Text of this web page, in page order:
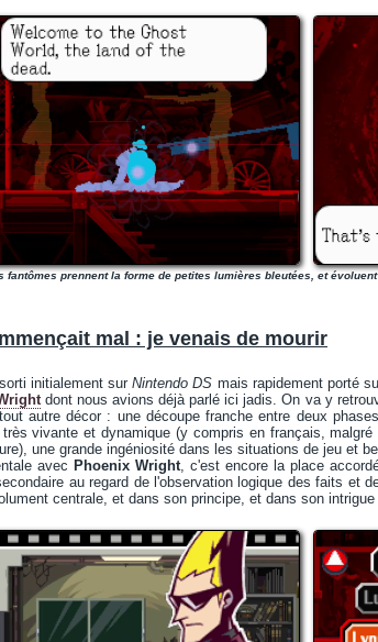
fantômes prennent la forme de petites lumières bleutées, et
mal : je venais de mourir
initialement surNintendo DS mais rapidement porté
dont nous avions déjà parlé ici jadis. On va y
autre décor : une découpe franche entre deux
vivante et dynamique (y compris en français,
une grande ingéniosité dans les situations de jeu et
avec Phoenix Wright, c'est encore la place
au regard de l'observation logique des faits et
centrale, et dans son principe, et dans son intrigue